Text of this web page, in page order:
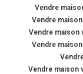
Vendre
Vendre
Vendre maison
Vendre
Vendre maison